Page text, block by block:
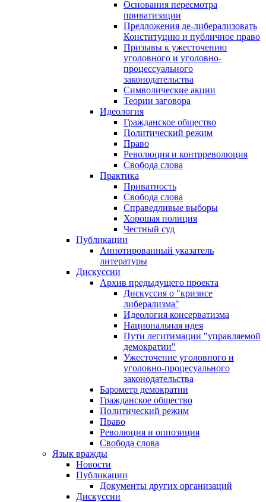
Основания пересмотра
приватизации
Предложения де-либерализовать
Конституцию и публичное право
Призывы к ужесточению
уголовного и уголовно-
процессуального
законодательства
Символические акции
Теории заговора
Идеология
Гражданское общество
Политический режим
Право
Революция и контрреволюция
Свобода слова
Практика
Приватность
Свобода слова
Справедливые выборы
Хорошая полиция
Честный суд
Публикации
Аннотированный указатель
литературы
Дискуссии
Архив предыдущего проекта
Дискуссия о "кризисе
либерализма"
Идеология консерватизма
Национальная идея
Пути легитимации "управляемой
демократии"
Ужесточение уголовного и
уголовно-процесуального
законодательства
Барометр демократии
Гражданское общество
Политический режим
Право
Революция и оппозиция
Свобода слова
Язык вражды
Новости
Публикации
Документы других организаций
Дискуссии